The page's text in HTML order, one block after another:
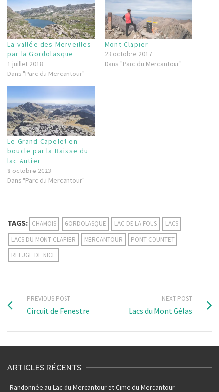
La vallée des Merveilles
par la Gordolasque
1 juillet 2018
Dans "Parc du Mercantour"
Mont Clapier
28 octobre 2017
Dans "Parc du Mercantour"
Le Grand Capelet en
boucle par la Baisse du
lac Autier
8 octobre 2023
Dans "Parc du Mercantour"
TAGS: CHAMOIS GORDOLASQUE LAC DE LA FOUS
LACS
LACS DU MONT CLAPIER
MERCANTOUR
PONT COUNTET
REFUGE DE NICE
PREVIOUS POST
Circuit de Fenestre
NEXT POST
Lacs du Mont Gélas
ARTICLES RÉCENTS
Randonnée au Lac du Mercantour et Cime du Mercantour